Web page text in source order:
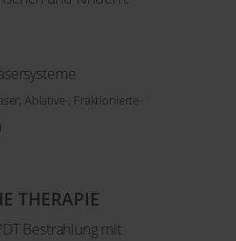
Ablative-, Fraktionierte-
THERAPIE
Bestrahlung mit